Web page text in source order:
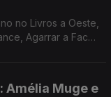
no Livros a Oeste,
Agarrar a Faca
Amélia Muge e